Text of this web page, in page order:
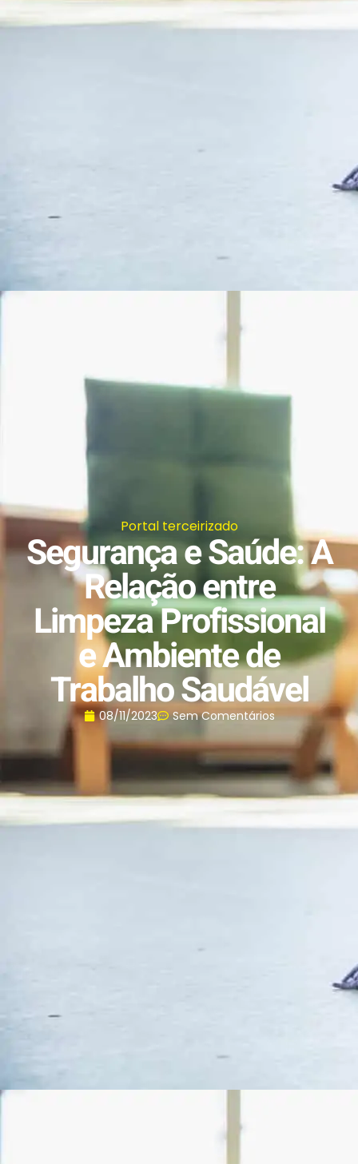
Portal terceirizado
Segurança e Saúde: A
Relação entre
Limpeza Profissional
e Ambiente de
Trabalho Saudável
08/11/2023 Sem Comentários